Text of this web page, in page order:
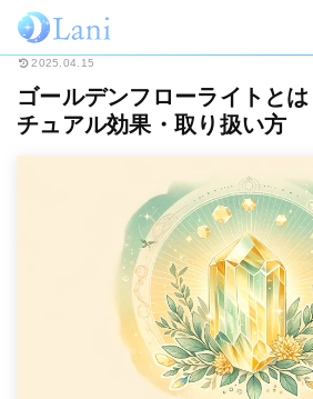
ホーム スピリチュアル
2025.04.15
ゴールデンフローライトと
チュアル効果・取り扱い方